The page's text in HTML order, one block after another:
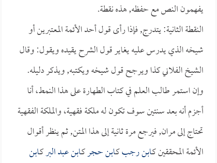
يفهمون النص مع حفظه, هذه نقطة.
النقطة الثانية: يتدرج, فإذا رأى قول أحد الأئمة المعتبرين أو
شيخه الذي يدرس عليه يغاير قول الشرح يقيده ويقول: وقال
الشيخ الفلاني كذا ويرجح قول شيخه ويكتبه, ويذكر دليله.
وإن استمر طالب العلم في كتاب الطهارة على هذا النمط، أنا
أجزم أنه بعد سنتين سوف تكون له ملكة فقهية، والملكة الفقهية
تحتاج إلى مران, فيرجع مرة ثانية إلى هذا المتن, ثم ينظر أقوال
الأئمة المحققين كـابن رجبكـابن حجركـابن عبد البركـابن